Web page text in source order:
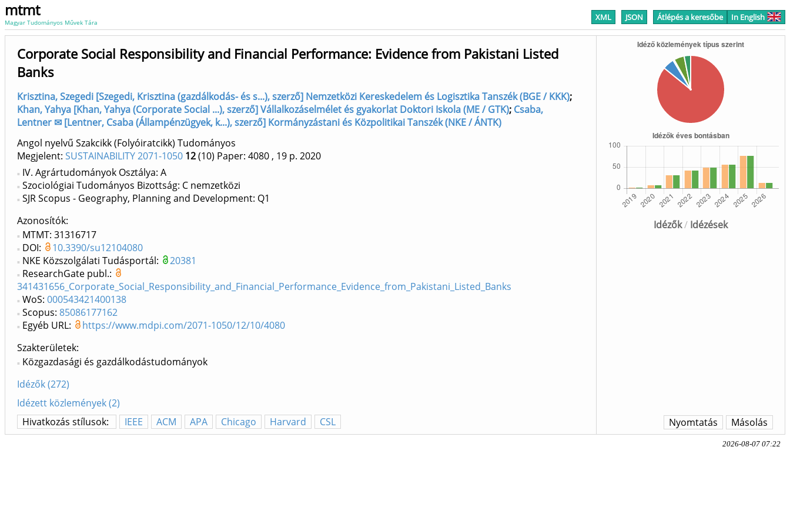
mtmt
Magyar Tudományos Művek Tára XML JSON Átlépés a keresőbe In English
Idézők/ Idézések
Corporate Social Responsibility and Financial Performance: Evidence from Pakistani Listed
Banks
Krisztina, Szegedi [Szegedi, Krisztina (gazdálkodás- és s...), szerző] Nemzetközi Kereskedelem és Logisztika Tanszék (BGE / KKK);
Khan, Yahya [Khan, Yahya (Corporate Social ...), szerző] Vállalkozáselmélet és gyakorlat Doktori Iskola (ME / GTK); Csaba,
Lentner ✉ [Lentner, Csaba (Állampénzügyek, k...), szerző] Kormányzástani és Közpolitikai Tanszék (NKE / ÁNTK)
Angol nyelvű Szakcikk (Folyóiratcikk) Tudományos
Megjelent: SUSTAINABILITY 2071-1050 12(10) Paper: 4080 , 19 p. 2020
IV. Agrártudományok Osztálya: A
Szociológiai Tudományos Bizottság: C nemzetközi
SJR Scopus - Geography, Planning and Development: Q1
Azonosítók
MTMT: 31316717
DOI:
10.3390/su12104080
NKE Közszolgálati Tudásportál:
20381
ResearchGate publ.:
341431656_Corporate_Social_Responsibility_and_Financial_Performance_Evidence_from_Pakistani_Listed_Banks
WoS: 000543421400138
Scopus: 85086177162
Egyéb URL:
https://www.mdpi.com/2071-1050/12/10/4080
Szakterületek:
Közgazdasági és gazdálkodástudományok
Idézők (272)
Idézett közlemények (2)
Hivatkozás stílusok:
IEEE ACM APA Chicago Harvard CSL Másolás
Nyomtatás
2026-08-07 07:22